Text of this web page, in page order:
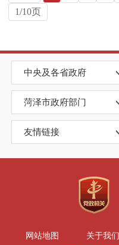
1/10页
中央及各省政府
菏泽市政府部门
友情链接
网站地图 关于我们